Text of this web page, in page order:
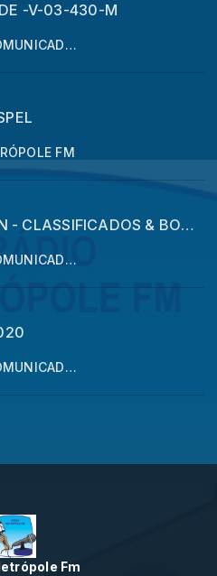
-V-03-430-M
G.G. O REPÓRTER O SEU COMUNICADOR
FM
Programa : JORNAL C B N - CLASSIFICADOS & BONS NEGÓCIOS - O TROCA TROCA DO G. G. - OFERTA E PROCURA
G.G. O REPÓRTER O SEU COMUNICADOR
G.G. O REPÓRTER O SEU COMUNICADOR - Gúcho, Nascido em Porto Alegre
Fm